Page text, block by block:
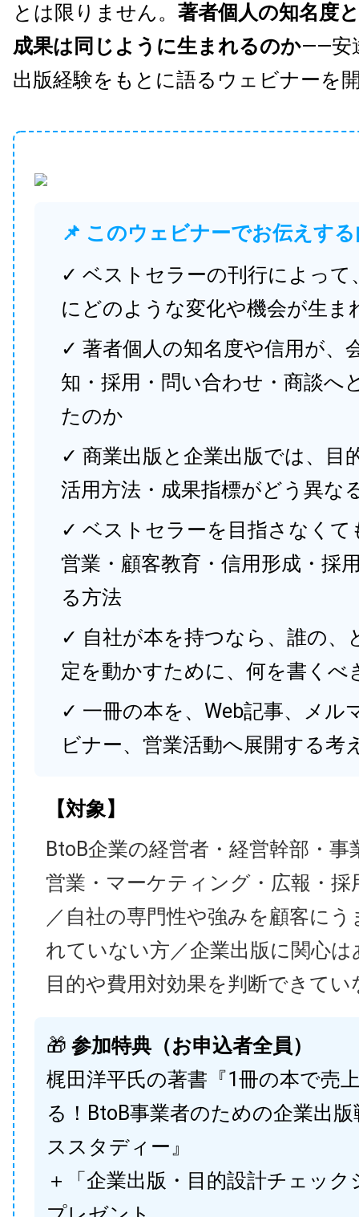
とは限りません。 著者個人の知名度
成果は同じように生まれるのか——安
出版経験をもとに語るウェビナーを
📌 このウェビナーでお伝えす
✓ ベストセラーの刊行によって
にどのような変化や機会が生ま
✓ 著者個人の知名度や信用が、
知・採用・問い合わせ・商談へ
たのか
✓ 商業出版と企業出版では、目
活用方法・成果指標がどう異な
✓ ベストセラーを目指さなくて
営業・顧客教育・信用形成・採
る方法
✓ 自社が本を持つなら、誰の、
定を動かすために、何を書くべ
✓ 一冊の本を、Web記事、メル
ビナー、営業活動へ展開する考
【対象】
BtoB企業の経営者・経営幹部・事
営業・マーケティング・広報・採
／自社の専門性や強みを顧客に
れていない方／企業出版に関心
目的や費用対効果を判断できてい
🎁 参加特典（お申込者全員）
梶田洋平氏の著書『1冊の本で売
る！BtoB事業者のための企業出
ススタディー』
＋「企業出版・目的設計チェック